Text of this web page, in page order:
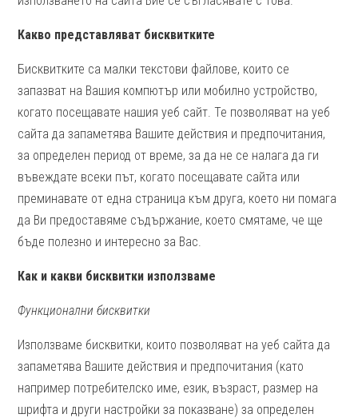
Какво представляват бисквитките
Бисквитките са малки текстови файлове, които се
запазват на Вашия компютър или мобилно устройство,
когато посещавате нашия уеб сайт. Те позволяват на уеб
сайта да запаметява Вашите действия и предпочитания,
за определен период от време, за да не се налага да ги
въвеждате всеки път, когато посещавате сайта или
преминавате от една страница към друга, което ни помага
да Ви предоставяме съдържание, което смятаме, че ще
бъде полезно и интересно за Вас.
Как и какви бисквитки използваме
Функционални бисквитки
Използваме бисквитки, които позволяват на уеб сайта да
запаметява Вашите действия и предпочитания (като
например потребителско име, език, възраст, размер на
шрифта и други настройки за показване) за определен